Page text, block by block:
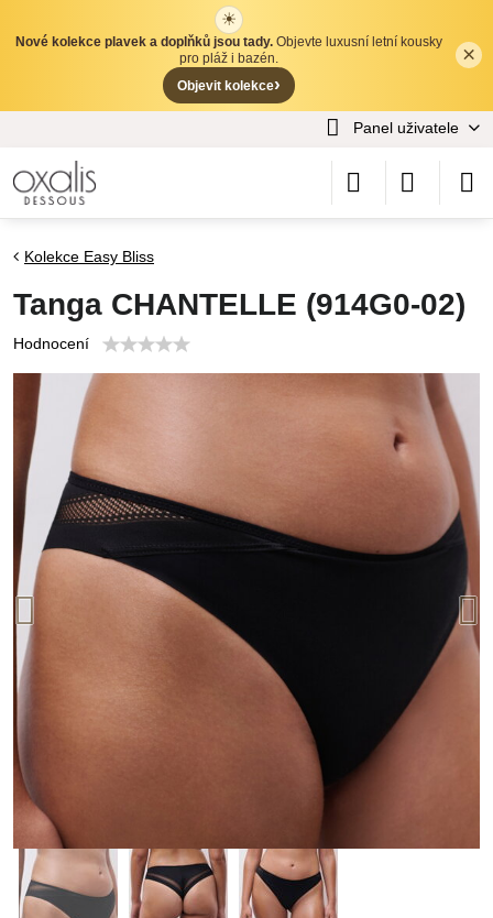
✕
×
☀
Nové kolekce plavek a doplňků jsou tady. Objevte luxusní letní kousky
pro pláž i bazén.
Objevit kolekce›
Panel uživatele
Kolekce Easy Bliss
Tanga CHANTELLE (914G0-02)
Hodnocení